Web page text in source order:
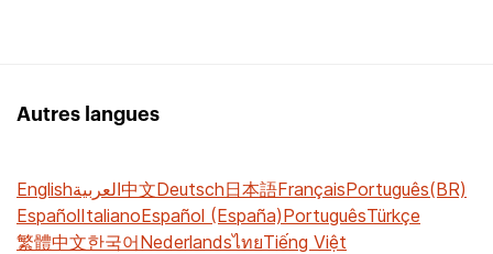
Autres langues
Englishالعربية中文Deutsch日本語FrançaisPortuguês(BR)
EspañolItalianoEspañol (España)PortuguêsTürkçe
繁體中文한국어NederlandsไทยTiếng Việt